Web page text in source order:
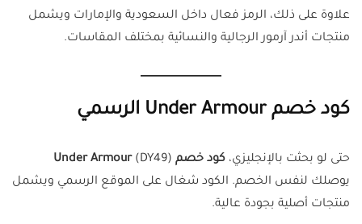
علاوة على ذلك، الرمز فعال داخل السعودية والإمارات ويشمل
منتجات أندر آرمور الرجالية والنسائية بمختلف المقاسات.
كود خصم Under Armour الرسمي
حتى لو بحثت بالإنجليزي، كود خصم Under Armour (DY49)
يوصلك لنفس الخصم. الكود شغال على الموقع الرسمي ويشمل
منتجات أصلية بجودة عالية.